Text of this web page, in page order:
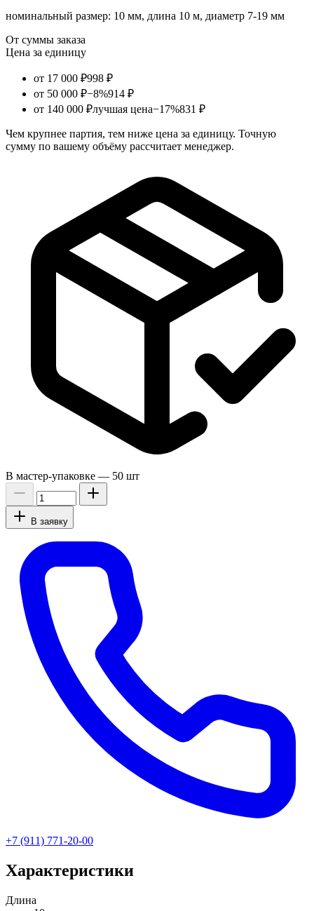
номинальный размер: 10 мм, длина 10 м, диаметр 7-19 мм
От суммы заказа
Цена за единицу
от 17 000 ₽998 ₽
от 50 000 ₽−8%914 ₽
от 140 000 ₽лучшая цена−17%831 ₽
Чем крупнее партия, тем ниже цена за единицу. Точную
сумму по вашему объёму рассчитает менеджер.
В мастер-упаковке — 50 шт
В заявку
+7 (911) 771-20-00
Характеристики
Длина